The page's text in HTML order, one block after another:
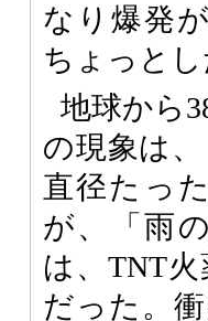
なり爆発
ちょっとし
地球から
の現象は
直径たっ
が、「雨
は、TNT
だった。